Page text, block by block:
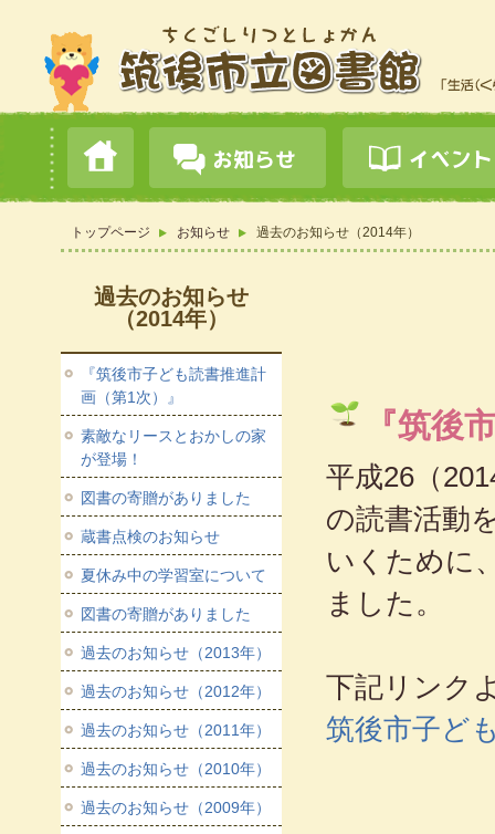
トップページ お知らせ 過去のお知らせ（2014年）
過去のお知らせ
（2014年）
『筑後市子ども読書推進計
画（第1次）』
素敵なリースとおかしの家
が登場！
図書の寄贈がありました
蔵書点検のお知らせ
夏休み中の学習室について
図書の寄贈がありました
過去のお知らせ（2013年）
過去のお知らせ（2012年）
過去のお知らせ（2011年）
過去のお知らせ（2010年）
過去のお知らせ（2009年）
『筑後
平成26（
の読書活動
いくために
ました。
下記リンク
筑後市子ど